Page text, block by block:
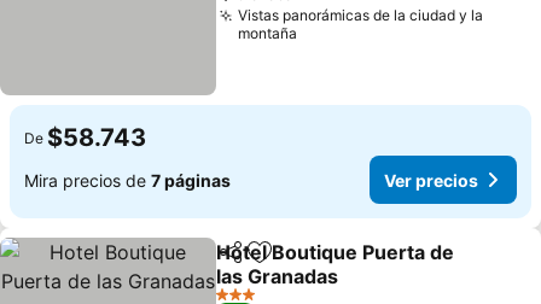
Vistas panorámicas de la ciudad y la
montaña
De $58.743
Mira precios de 7 páginas Ver precios
CompartirAgregar a favoritos
Hotel Boutique Puerta de
las Granadas